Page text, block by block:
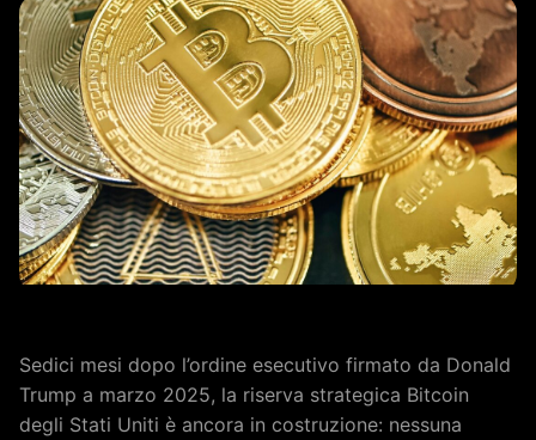
Sedici mesi dopo l’ordine esecutivo firmato da Donald
Trump a marzo 2025, la riserva strategica Bitcoin
degli Stati Uniti è ancora in costruzione: nessuna